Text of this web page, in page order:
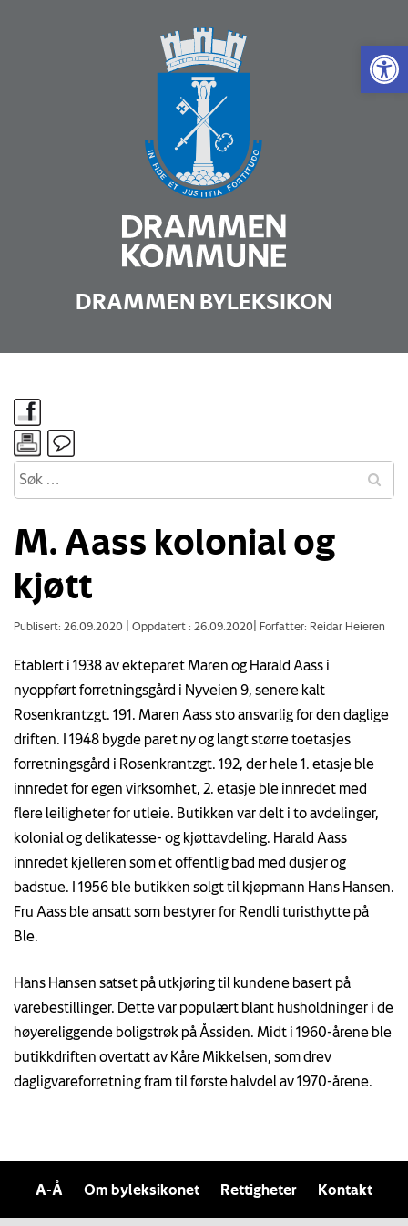
Vis
DRAMMEN BYLEKSIKON
M. Aass kolonial og
kjøtt
Publisert: 26.09.2020 Oppdatert : 26.09.2020 Forfatter: Reidar Heieren
Etablert i 1938 av ekteparet Maren og Harald Aass i
nyoppført forretningsgård i Nyveien 9, senere kalt
Rosenkrantzgt. 191. Maren Aass sto ansvarlig for den daglige
driften. I 1948 bygde paret ny og langt større toetasjes
forretningsgård i Rosenkrantzgt. 192, der hele 1. etasje ble
innredet for egen virksomhet, 2. etasje ble innredet med
flere leiligheter for utleie. Butikken var delt i to avdelinger,
kolonial og delikatesse- og kjøttavdeling. Harald Aass
innredet kjelleren som et offentlig bad med dusjer og
badstue. I 1956 ble butikken solgt til kjøpmann Hans Hansen.
Fru Aass ble ansatt som bestyrer for Rendli turisthytte på
Ble.
Hans Hansen satset på utkjøring til kundene basert på
varebestillinger. Dette var populært blant husholdninger i de
høyereliggende boligstrøk på Åssiden. Midt i 1960-årene ble
butikkdriften overtatt av Kåre Mikkelsen, som drev
dagligvareforretning fram til første halvdel av 1970-årene.
A-Å Om byleksikonet Rettigheter Kontakt